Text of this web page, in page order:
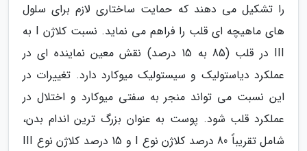
را تشکیل می دهند که حمایت ساختاری لازم برای سلول
های ماهیچه ای قلب را فراهم می نماید. نسبت کلاژن I به
III در قلب (85 به 15 درصد) نقش معین نماینده ای در
عملکرد دیاستولیک و سیستولیک میوکارد دارد. تغییرات در
این نسبت می تواند منجر به سفتی میوکارد و اختلال در
عملکرد قلب شود. پوست به عنوان بزرگ ترین اندام بدن،
شامل تقریباً 80 درصد کلاژن نوع I و 15 درصد کلاژن نوع III